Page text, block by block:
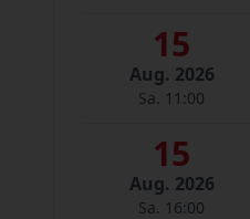
15
Aug. 2026
Sa. 11:00
15
Aug. 2026
Sa. 16:00